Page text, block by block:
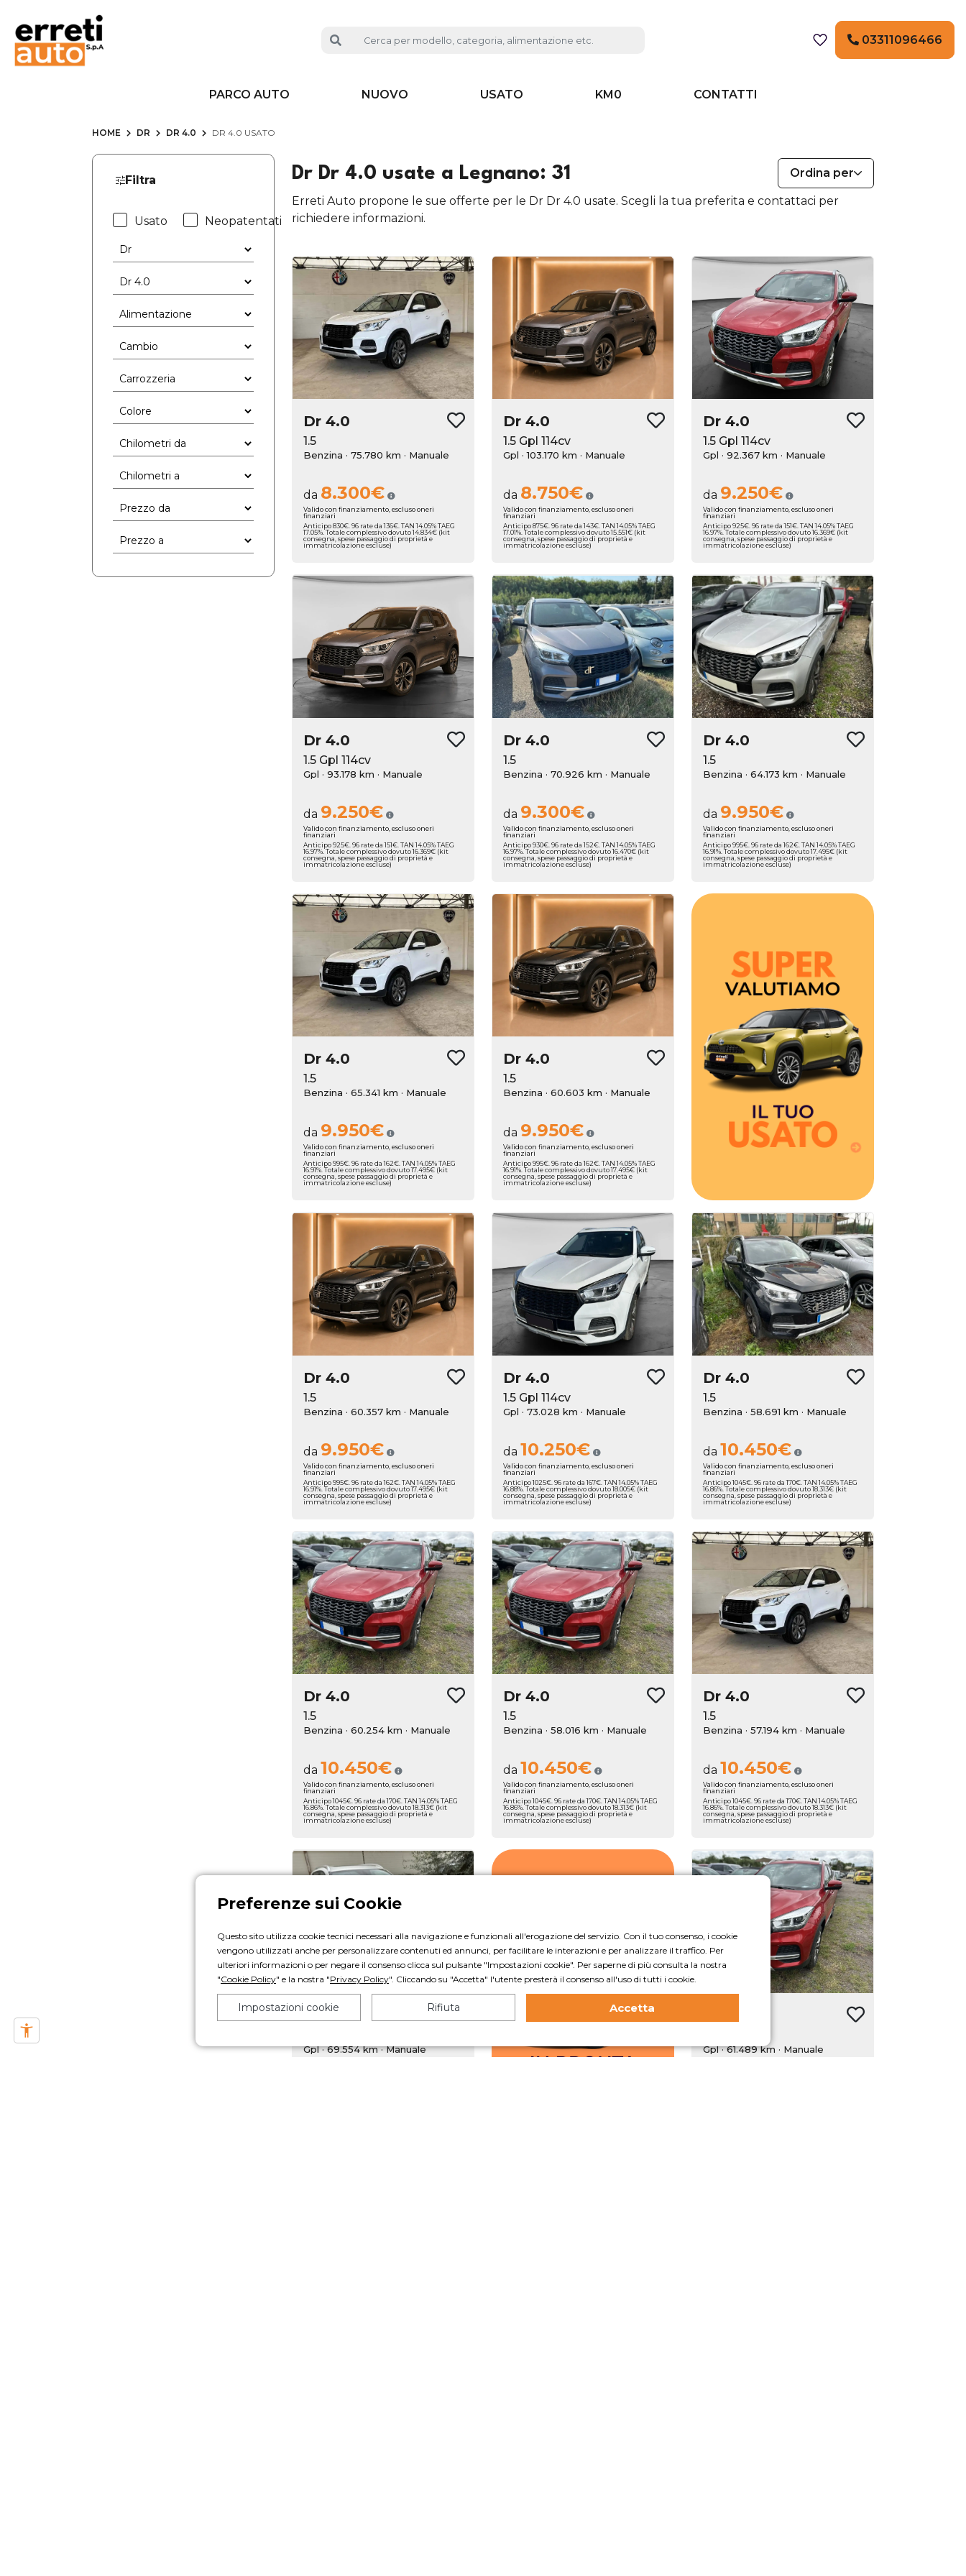
03311096466
PARCO AUTO NUOVO USATO KM0 CONTATTI
HOME DR DR 4.0 DR 4.0 USATO
Filtra
Usato Neopatentati
Dr Dr 4.0 usate a Legnano: 31 Ordina per
Erreti Auto propone le sue offerte per le Dr Dr 4.0 usate. Scegli la tua preferita e contattaci per
richiedere informazioni.
Dr 4.0
1.5
Benzina · 75.780 km · Manuale
da 8.300€
Valido con finanziamento, escluso oneri
finanziari
Anticipo 830€. 96 rate da 136€. TAN 14.05% TAEG
17.05%. Totale complessivo dovuto 14.834€ (kit
consegna, spese passaggio di proprietà e
immatricolazione escluse)
Dr 4.0
1.5 Gpl 114cv
Gpl · 103.170 km · Manuale
da 8.750€
Valido con finanziamento, escluso oneri
finanziari
Anticipo 875€. 96 rate da 143€. TAN 14.05% TAEG
17.01%. Totale complessivo dovuto 15.551€ (kit
consegna, spese passaggio di proprietà e
immatricolazione escluse)
Dr 4.0
1.5 Gpl 114cv
Gpl · 92.367 km · Manuale
da 9.250€
Valido con finanziamento, escluso oneri
finanziari
Anticipo 925€. 96 rate da 151€. TAN 14.05% TAEG
16.97%. Totale complessivo dovuto 16.369€ (kit
consegna, spese passaggio di proprietà e
immatricolazione escluse)
Dr 4.0
1.5 Gpl 114cv
Gpl · 93.178 km · Manuale
da 9.250€
Valido con finanziamento, escluso oneri
finanziari
Anticipo 925€. 96 rate da 151€. TAN 14.05% TAEG
16.97%. Totale complessivo dovuto 16.369€ (kit
consegna, spese passaggio di proprietà e
immatricolazione escluse)
Dr 4.0
1.5
Benzina · 70.926 km · Manuale
da 9.300€
Valido con finanziamento, escluso oneri
finanziari
Anticipo 930€. 96 rate da 152€. TAN 14.05% TAEG
16.97%. Totale complessivo dovuto 16.470€ (kit
consegna, spese passaggio di proprietà e
immatricolazione escluse)
Dr 4.0
1.5
Benzina · 64.173 km · Manuale
da 9.950€
Valido con finanziamento, escluso oneri
finanziari
Anticipo 995€. 96 rate da 162€. TAN 14.05% TAEG
16.91%. Totale complessivo dovuto 17.495€ (kit
consegna, spese passaggio di proprietà e
immatricolazione escluse)
Dr 4.0
1.5
Benzina · 65.341 km · Manuale
da 9.950€
Valido con finanziamento, escluso oneri
finanziari
Anticipo 995€. 96 rate da 162€. TAN 14.05% TAEG
16.91%. Totale complessivo dovuto 17.495€ (kit
consegna, spese passaggio di proprietà e
immatricolazione escluse)
Dr 4.0
1.5
Benzina · 60.603 km · Manuale
da 9.950€
Valido con finanziamento, escluso oneri
finanziari
Anticipo 995€. 96 rate da 162€. TAN 14.05% TAEG
16.91%. Totale complessivo dovuto 17.495€ (kit
consegna, spese passaggio di proprietà e
immatricolazione escluse)
Hai una permuta?
Erreti Auto sottrae il suo
dell'acquisto della tua nuova
auto, con una super
valutazione aggiuntiva fino a
3250€. Hai un usato da
rottamare? Erreti Auto ha
pensato a dei bonus anche
sull'usato che vale zero!
Dr 4.0
1.5
Benzina · 60.357 km · Manuale
da 9.950€
Valido con finanziamento, escluso oneri
finanziari
Anticipo 995€. 96 rate da 162€. TAN 14.05% TAEG
16.91%. Totale complessivo dovuto 17.495€ (kit
consegna, spese passaggio di proprietà e
immatricolazione escluse)
Dr 4.0
1.5 Gpl 114cv
Gpl · 73.028 km · Manuale
da 10.250€
Valido con finanziamento, escluso oneri
finanziari
Anticipo 1025€. 96 rate da 167€. TAN 14.05% TAEG
16.88%. Totale complessivo dovuto 18.005€ (kit
consegna, spese passaggio di proprietà e
immatricolazione escluse)
Dr 4.0
1.5
Benzina · 58.691 km · Manuale
da 10.450€
Valido con finanziamento, escluso oneri
finanziari
Anticipo 1045€. 96 rate da 170€. TAN 14.05% TAEG
16.86%. Totale complessivo dovuto 18.313€ (kit
consegna, spese passaggio di proprietà e
immatricolazione escluse)
Dr 4.0
1.5
Benzina · 60.254 km · Manuale
da 10.450€
Valido con finanziamento, escluso oneri
finanziari
Anticipo 1045€. 96 rate da 170€. TAN 14.05% TAEG
16.86%. Totale complessivo dovuto 18.313€ (kit
consegna, spese passaggio di proprietà e
immatricolazione escluse)
Dr 4.0
1.5
Benzina · 58.016 km · Manuale
da 10.450€
Valido con finanziamento, escluso oneri
finanziari
Anticipo 1045€. 96 rate da 170€. TAN 14.05% TAEG
16.86%. Totale complessivo dovuto 18.313€ (kit
consegna, spese passaggio di proprietà e
immatricolazione escluse)
Dr 4.0
1.5
Benzina · 57.194 km · Manuale
da 10.450€
Valido con finanziamento, escluso oneri
finanziari
Anticipo 1045€. 96 rate da 170€. TAN 14.05% TAEG
16.86%. Totale complessivo dovuto 18.313€ (kit
consegna, spese passaggio di proprietà e
immatricolazione escluse)
Dr4.0
Gpl · 69.554 km· Manuale
vetture usate e un'ampia
scelta di auto km zero che ti
garantiranno la consegna
Concediti l'auto perfetta
sceglienda fra oltre 600
accompagnato passa dopo
Gpl · 61.489 km · Manuale
Questo sito utilizza cookie tecnici necessari alla navigazione e funzionali all'erogazione del servizio. Con il tuo consenso, i cookie
vengono utilizzati anche per personalizzare contenuti ed annunci, per facilitare le interazioni e per analizzare il traffico. Per
ulteriori informazioni o per negare il consenso clicca sul pulsante "Impostazioni cookie". Per saperne di più consulta la nostra
"Cookie Policy" e la nostra "Privacy Policy". Cliccando su "Accetta" l'utente presterà il consenso all'uso di tutti i cookie.
Impostazioni cookie Rifiuta Accetta